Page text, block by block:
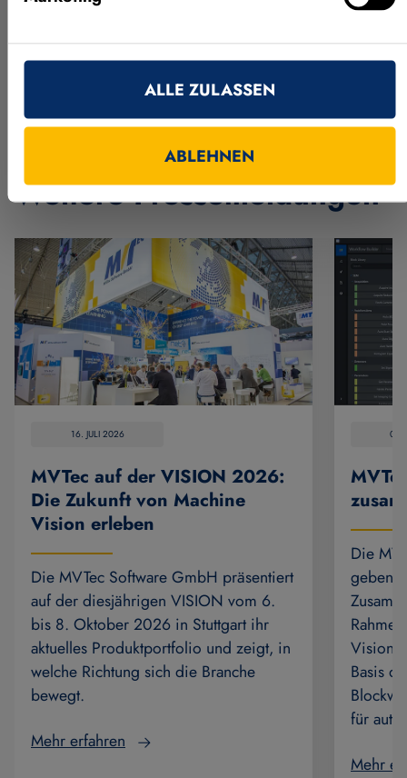
ALLE ZULASSEN
ABLEHNEN
Wir freuen uns über die Zusendung eines
Belegexemplars.
Weitere Pressemeldungen
16. JULI 2026
MVTec auf der VISION 2026:
Die Zukunft von Machine
Vision erleben
Die MVTec Software GmbH präsentiert
auf der diesjährigen VISION vom 6.
bis 8. Oktober 2026 in Stuttgart ihr
aktuelles Produktportfolio und zeigt, in
welche Richtung sich die Branche
bewegt.
Mehr erfahren
07.
Die
geben
Vision-
Basis
für
Mehr